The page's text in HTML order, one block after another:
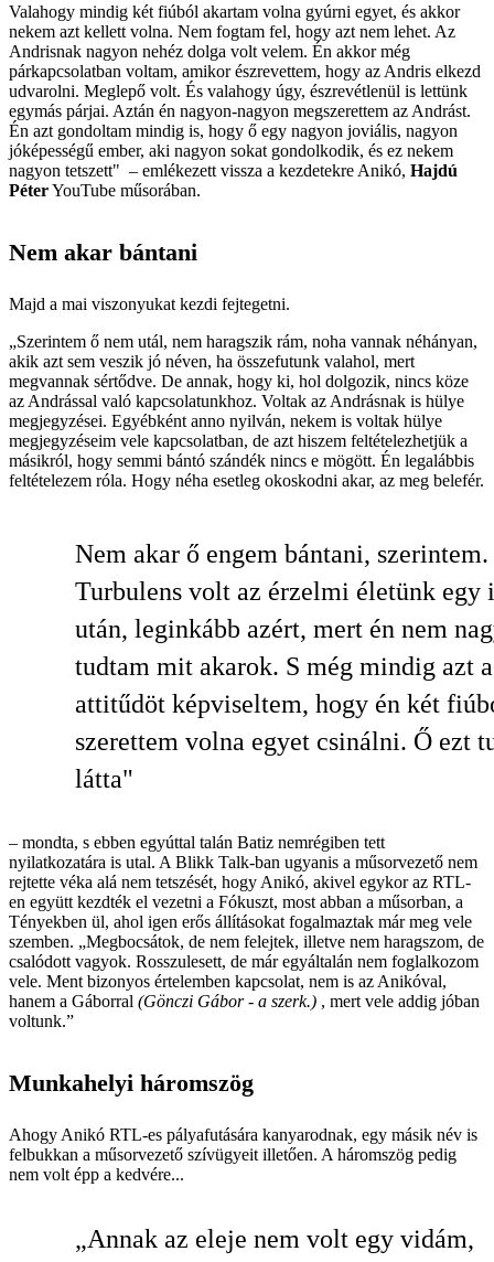
Valahogy mindig két fiúból akartam volna gyúrni egyet, és akkor
nekem azt kellett volna. Nem fogtam fel, hogy azt nem lehet. Az
Andrisnak nagyon nehéz dolga volt velem. Én akkor még
párkapcsolatban voltam, amikor észrevettem, hogy az Andris elkezd
udvarolni. Meglepő volt. És valahogy úgy, észrevétlenül is lettünk
egymás párjai. Aztán én nagyon-nagyon megszerettem az Andrást.
Én azt gondoltam mindig is, hogy ő egy nagyon joviális, nagyon
jóképességű ember, aki nagyon sokat gondolkodik, és ez nekem
nagyon tetszett" – emlékezett vissza a kezdetekre Anikó, Hajdú
PéterYouTube műsorában.
Nem akar bántani
Majd a mai viszonyukat kezdi fejtegetni.
„Szerintem ő nem utál, nem haragszik rám, noha vannak néhányan,
akik azt sem veszik jó néven, ha összefutunk valahol, mert
megvannak sértődve. De annak, hogy ki, hol dolgozik, nincs köze
az Andrással való kapcsolatunkhoz. Voltak az Andrásnak is hülye
megjegyzései. Egyébként anno nyilván, nekem is voltak hülye
megjegyzéseim vele kapcsolatban, de azt hiszem feltételezhetjük a
másikról, hogy semmi bántó szándék nincs e mögött. Én legalábbis
feltételezem róla. Hogy néha esetleg okoskodni akar, az meg belefér.
Nem akar ő engem bántani, szerintem.
Turbulens volt az érzelmi életünk egy
után, leginkább azért, mert én nem
tudtam mit akarok. S még mindig azt
attitűdöt képviseltem, hogy én két
szerettem volna egyet csinálni. Ő ezt
látta"
– mondta, s ebben egyúttal talán Batiz nemrégiben tett
nyilatkozatára is utal. A Blikk Talk-ban ugyanis a műsorvezető nem
rejtette véka alá nem tetszését, hogy Anikó, akivel egykor az RTL-
en együtt kezdték el vezetni a Fókuszt, most abban a műsorban, a
Tényekben ül, ahol igen erős állításokat fogalmaztak már meg vele
szemben. „Megbocsátok, de nem felejtek, illetve nem haragszom, de
csalódott vagyok. Rosszulesett, de már egyáltalán nem foglalkozom
vele. Ment bizonyos értelemben kapcsolat, nem is az Anikóval,
hanem a Gáborral (Gönczi Gábor - a szerk.) , mert vele addig jóban
voltunk.”
Munkahelyi háromszög
Ahogy Anikó RTL-es pályafutására kanyarodnak, egy másik név is
felbukkan a műsorvezető szívügyeit illetően. A háromszög pedig
nem volt épp a kedvére...
„Annak az eleje nem volt egy vidám,